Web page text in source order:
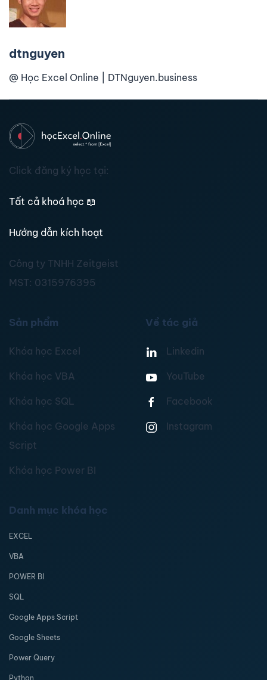
dtnguyen
@ Học Excel Online | DTNguyen.business
Click đăng ký học tại:
Tất cả khoá học 📖
Hướng dẫn kích hoạt
Công ty TNHH Zeitgeist
MST: 0315976395
Sản phẩm
Khóa học Excel
Khóa học VBA
Khóa học SQL
Khóa học Google Apps
Script
Khóa học Power BI
Về tác giả
Linkedin
YouTube
Facebook
Instagram
Danh mục khóa học
EXCEL
VBA
POWER BI
SQL
Google Apps Script
Google Sheets
Power Query
Python